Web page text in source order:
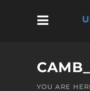
YOU ARE